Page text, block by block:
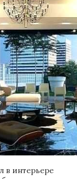
в интерьере